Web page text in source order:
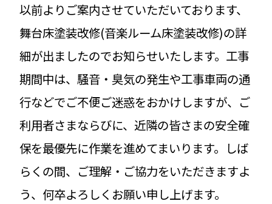
以前よりご案内させていただいております、
舞台床塗装改修(音楽ルーム床塗装改修)の詳
細が出ましたのでお知らせいたします。工事
期間中は、騒音・臭気の発生や工事車両の通
行などでご不便ご迷惑をおかけしますが、ご
利用者さまならびに、近隣の皆さまの安全確
保を最優先に作業を進めてまいります。しば
らくの間、ご理解・ご協力をいただきますよ
う、何卒よろしくお願い申し上げます。